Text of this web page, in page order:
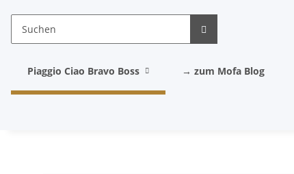
Piaggio Ciao Bravo Boss → zum Mofa Blog